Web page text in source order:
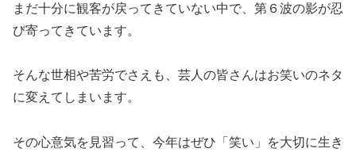
まだ十分に観客が戻ってきていない中で、第６波の影が忍
び寄ってきています。
そんな世相や苦労でさえも、芸人の皆さんはお笑いのネタ
に変えてしまいます。
その心意気を見習って、今年はぜひ「笑い」を大切に生き